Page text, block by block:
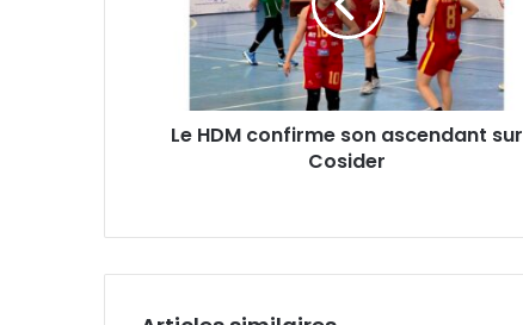
ascendant
Cosider
Le HDM confirme son ascendant sur
Cosider